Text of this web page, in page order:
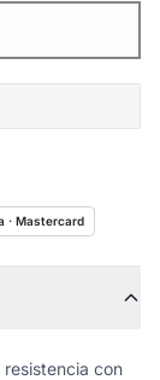
· Mastercard
con